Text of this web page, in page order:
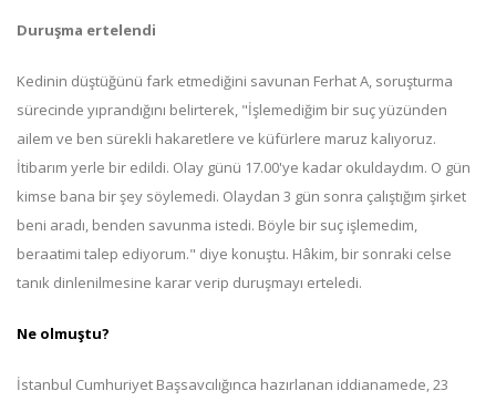
Duruşma ertelendi
Kedinin düştüğünü fark etmediğini savunan Ferhat A, soruşturma
sürecinde yıprandığını belirterek, "İşlemediğim bir suç yüzünden
ailem ve ben sürekli hakaretlere ve küfürlere maruz kalıyoruz.
İtibarım yerle bir edildi. Olay günü 17.00'ye kadar okuldaydım. O gün
kimse bana bir şey söylemedi. Olaydan 3 gün sonra çalıştığım şirket
beni aradı, benden savunma istedi. Böyle bir suç işlemedim,
beraatimi talep ediyorum." diye konuştu. Hâkim, bir sonraki celse
tanık dinlenilmesine karar verip duruşmayı erteledi.
Ne olmuştu?
İstanbul Cumhuriyet Başsavcılığınca hazırlanan iddianamede, 23